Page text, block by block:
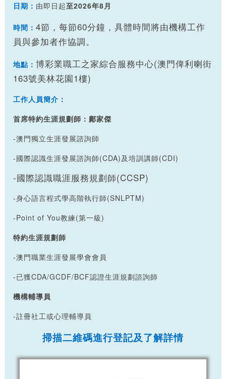
日期： 由即日起至2026年8月
時間： 4節，每節60分鐘，具體時間將由機構工作
員與參加者作協調。
地點： 博彩業職工之家綜合服務中心(澳門俾利喇街
163號美林花園1樓)
工作人員簡介：
首席特約生涯規劃師：鄺家傑
-澳門獨立生涯發展諮詢師
-國際認識生涯發展諮詢師(CDA)及培訓講師(CDI)
-國際認識職涯服務規劃師(CCSP)
-身心語言程式學高階執行師(SNLPTM)
-Point of You教練(第一級)
特約生涯規劃師
-澳門職業生涯發展學會會員
-已獲CDA/GCDF/BCF認證生涯規劃諮詢師
機構輔導員
-註冊社工或心理輔導員
掃描二維碼進行登記及了解詳情